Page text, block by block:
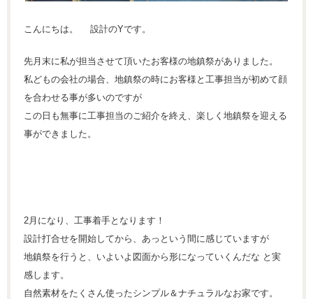
こんにちは。 設計のYです。
先月末に私が担当させて頂いたお客様の地鎮祭がありました。
私どもの会社の場合、地鎮祭の時にお客様と工事担当が初めて顔
を合わせる事が多いのですが
この日も無事に工事担当のご紹介を終え、楽しく地鎮祭を迎える
事ができました。
2月になり、工事着手となります！
設計打合せを開始してから、あっという間に感じていますが
地鎮祭を行うと、いよいよ図面から形になっていくんだな と実
感します。
自然素材をたくさん使ったシンプル＆ナチュラルなお家です。